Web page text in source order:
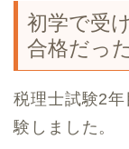
初学で受
合格だった
税理士試験2
験しました。